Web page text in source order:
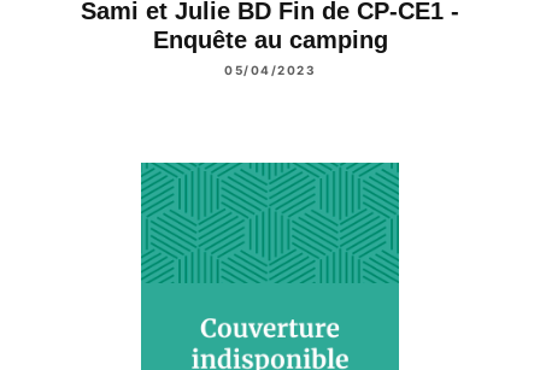
Sami et Julie BD Fin de CP-CE1 -
Enquête au camping
05/04/2023